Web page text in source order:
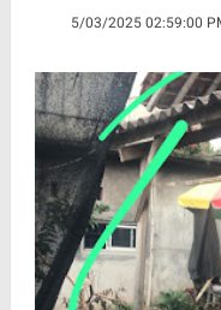
5/03/2025 02:59:00